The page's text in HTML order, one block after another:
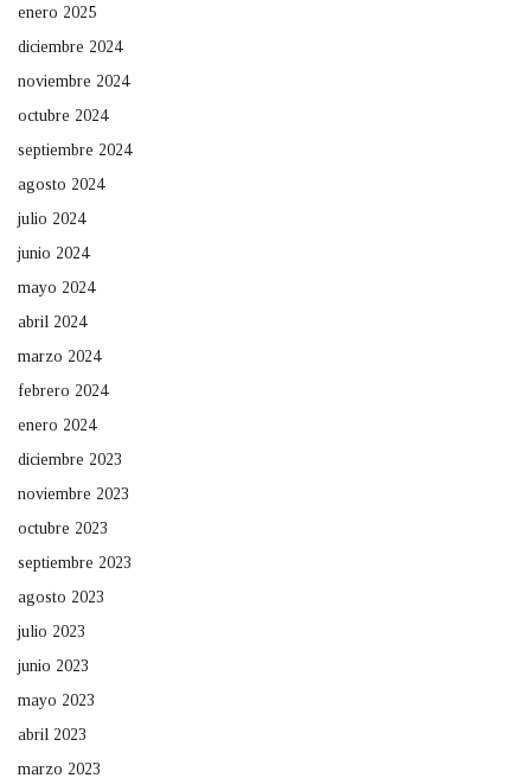
enero 2025
diciembre 2024
noviembre 2024
octubre 2024
septiembre 2024
agosto 2024
julio 2024
junio 2024
mayo 2024
abril 2024
marzo 2024
febrero 2024
enero 2024
diciembre 2023
noviembre 2023
octubre 2023
septiembre 2023
agosto 2023
julio 2023
junio 2023
mayo 2023
abril 2023
marzo 2023